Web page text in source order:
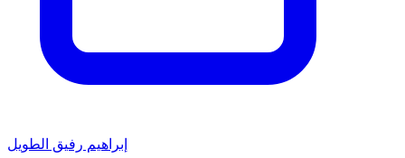
إبراهيم رفيق الطويل